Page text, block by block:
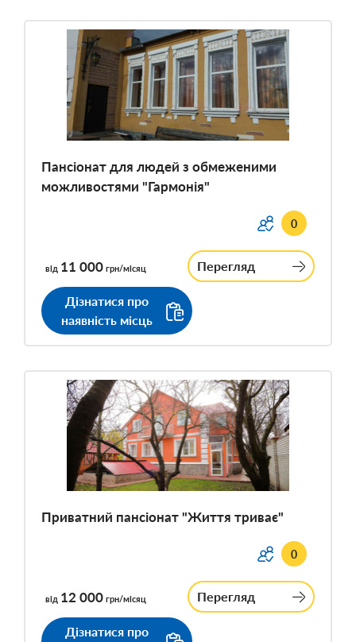
Пансіонат для людей з обмеженими
можливостями "Гармонія"
0
від 11 000 грн/місяц Перегляд
Дізнатися про
наявність місць
Приватний пансіонат "Життя триває"
0
від 12 000 грн/місяц Перегляд
Дізнатися про